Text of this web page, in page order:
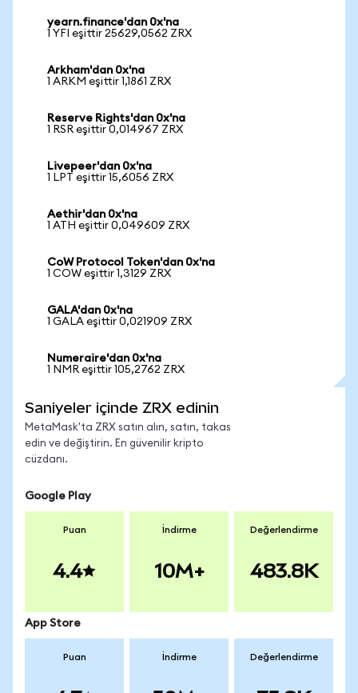
yearn.finance'dan 0x'na
1 YFI eşittir 25629,0562 ZRX
Arkham'dan 0x'na
1 ARKM eşittir 1,1861 ZRX
Reserve Rights'dan 0x'na
1 RSR eşittir 0,014967 ZRX
Livepeer'dan 0x'na
1 LPT eşittir 15,6056 ZRX
Aethir'dan 0x'na
1 ATH eşittir 0,049609 ZRX
CoW Protocol Token'dan 0x'na
1 COW eşittir 1,3129 ZRX
GALA'dan 0x'na
1 GALA eşittir 0,021909 ZRX
Numeraire'dan 0x'na
1 NMR eşittir 105,2762 ZRX
Saniyeler içinde ZRX edinin
MetaMask'ta ZRX satın alın, satın, takas
edin ve değiştirin. En güvenilir kripto
cüzdanı.
Google Play
Puan
4.4
İndirme
10M+
Değerlendirme
483.8K
App Store
Puan İndirme Değerlendirme